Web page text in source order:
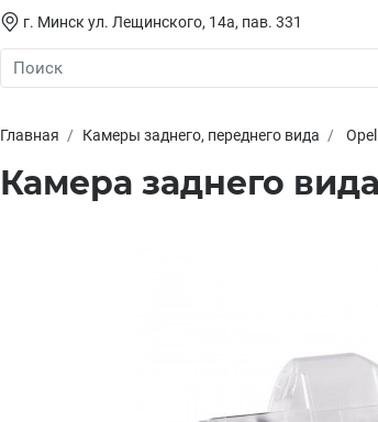
г. Минск ул. Лещинского, 14а, пав. 331
Главная Камеры заднего, переднего вида Opel
Камера заднего